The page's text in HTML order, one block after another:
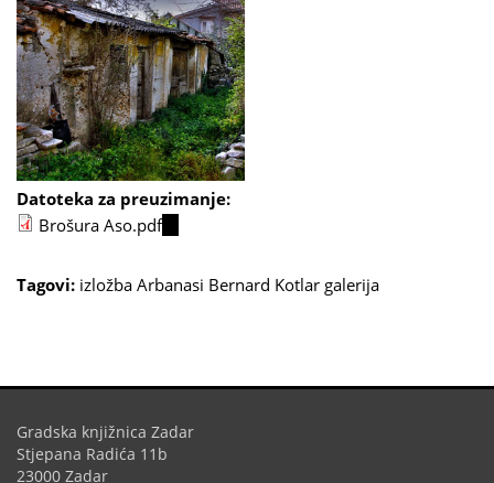
Datoteka za preuzimanje:
Brošura Aso.pdf
external)
Tagovi: izložba Arbanasi Bernard Kotlar galerija
Gradska knjižnica Zadar
Stjepana Radića 11b
23000 Zadar